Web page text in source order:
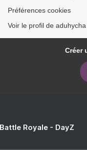
Préférences cookies
Voir le profil de
Créer
Royale - DayZ